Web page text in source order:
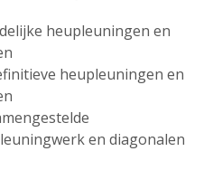
heupleuningen en
heupleuningen en
en diagonalen